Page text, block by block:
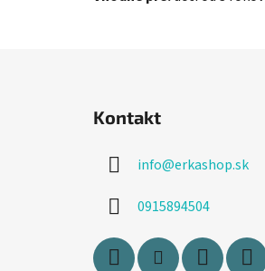
Kontakt
info@erkashop.sk
0915894504